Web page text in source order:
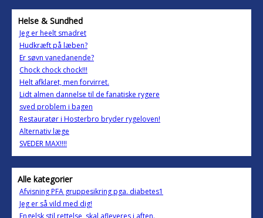
Helse & Sundhed
Jeg er heelt smadret
Hudkræft på læben?
Er søvn vanedanende?
Chock chock chock!!!
Helt afklaret, men forvirret.
Lidt almen dannelse til de fanatiske rygere
sved problem i bagen
Restauratør i Hosterbro bryder rygeloven!
Alternativ læge
SVEDER MAX!!!!
Alle kategorier
Afvisning PFA gruppesikring pga. diabetes1
Jeg er så vild med dig!
Engelsk stil rettelse, skal afleveres i aften.